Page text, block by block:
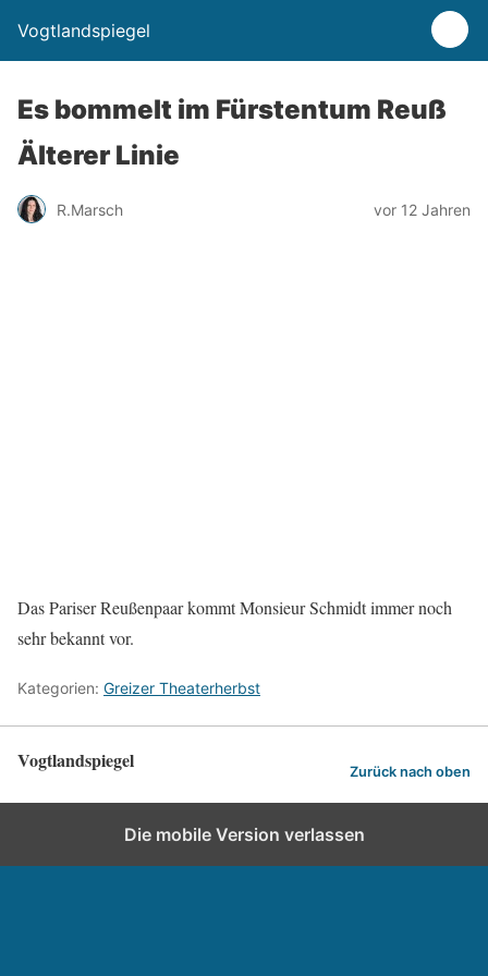
Vogtlandspiegel
Es bommelt im Fürstentum Reuß
Älterer Linie
R.Marsch vor 12 Jahren
Das Pariser Reußenpaar kommt Monsieur Schmidt immer noch
sehr bekannt vor.
Kategorien: Greizer Theaterherbst
Vogtlandspiegel Zurück nach oben
Die mobile Version verlassen